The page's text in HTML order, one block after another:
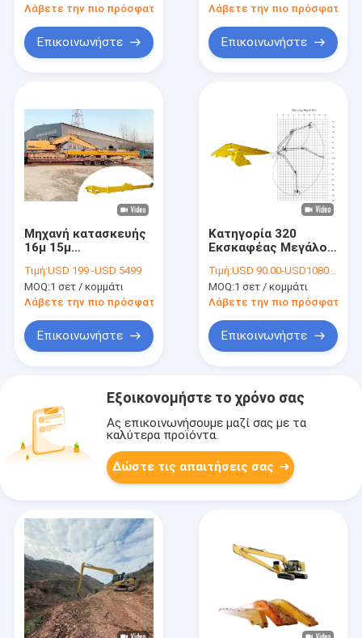
Λάβετε την πιο πρόσφατη τιμή
Επικοινωνήστε
Λάβετε την πιο πρόσφατη
Επικοινωνήστε
Μηχανή κατασκευής
16μ 15μ
βραχίονα,
εκσκαφέας μακρύς
βραχίονας δεύτερο
Τιμή:USD 199 -USD 5499
MOQ:1 σετ / κομμάτι
Λάβετε την πιο πρόσφατη τιμή
Επικοινωνήστε
Κατηγορία 320
Εκσκαφέας Μεγάλος
Άρμα Για Ποτάμι Με
Κουβά
Τιμή:USD 90.00-USD10800.00
MOQ:1 σετ / κομμάτι
Λάβετε την πιο πρόσφατη
Επικοινωνήστε
Εξοικονομήστε το χρόνο σας
Ας επικοινωνήσουμε μαζί σας με τα
καλύτερα προϊόντα.
Δώστε τις απαιτήσεις σας